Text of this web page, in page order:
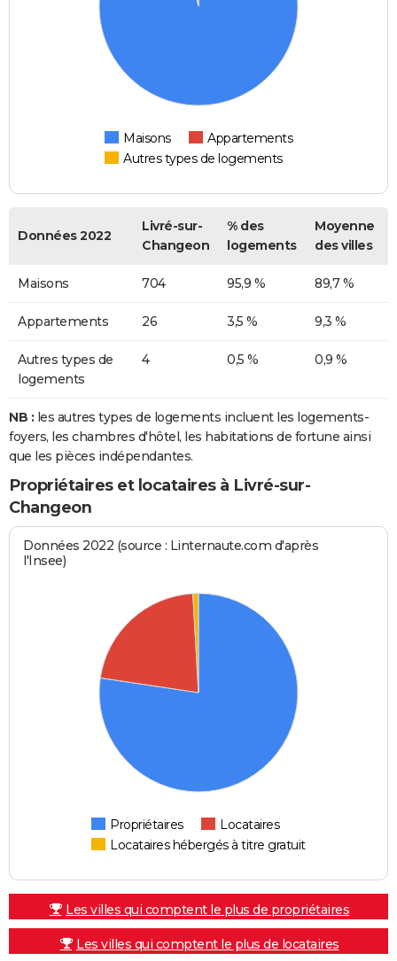
Maisons
Appartements
Autres types de logements
Données 2022
Livré-sur-
Changeon
% des
logements
Moyenne
des villes
Maisons 704 95,9 % 89,7 %
Appartements 26 3,5 % 9,3 %
Autres types de
logements
4 0,5 % 0,9 %
NB : les autres types de logements incluent les logements-
foyers, les chambres d'hôtel, les habitations de fortune ainsi
que les pièces indépendantes.
Propriétaires et locataires à Livré-sur-
Changeon
Données 2022 (source : Linternaute.com d'après
l'Insee)
Propriétaires
Locataires
Locataires hébergés à titre gratuit
Les villes qui comptent le plus de propriétaires
Les villes qui comptent le plus de locataires